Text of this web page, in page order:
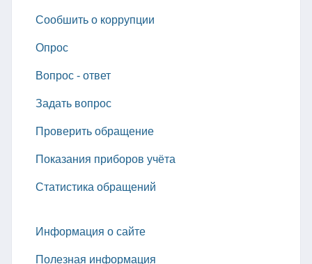
Сообшить о коррупции
Опрос
Вопрос - ответ
Задать вопрос
Проверить обращение
Показания приборов учёта
Статистика обращений
Информация о сайте
Полезная информация